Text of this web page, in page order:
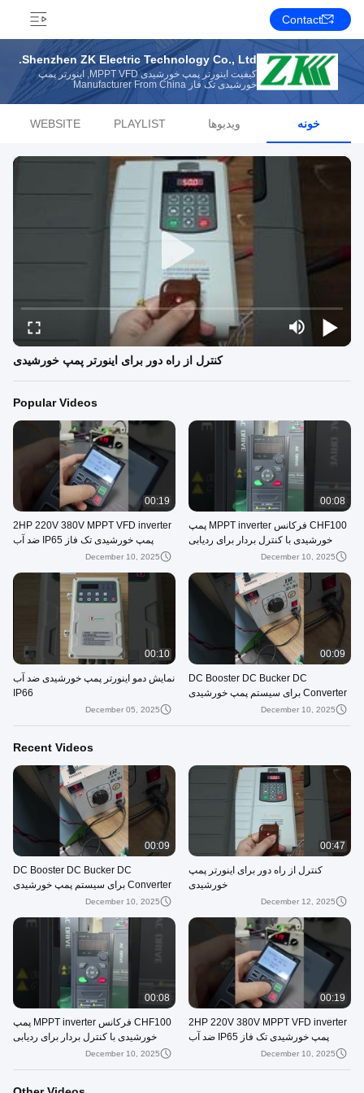
Contact
Shenzhen ZK Electric Technology Co., Ltd.
کیفیت اینورتر پمپ خورشیدی MPPT VFD, اینورتر پمپ
خورشیدی تک فاز Manufacturer From China
خونه ویدیوها PLAYLIST
WEBSITE
کنترل از راه دور برای اینورتر پمپ خورشیدی
Popular Videos
00:08
CHF100 فرکانس MPPT inverter پمپ
خورشیدی با کنترل بردار برای ردیابی
December 10, 2025
00:19
2HP 220V 380V MPPT VFD inverter
پمپ خورشیدی تک فاز IP65 ضد آب
December 10, 2025
00:09
DC Booster DC Bucker DC
Converter برای سیستم پمپ خورشیدی
Hyrid را برای شما معرفی کنید
December 10, 2025
00:10
نمایش دمو اینورتر پمپ خورشیدی ضد آب
IP66
December 05, 2025
Recent Videos
00:47
کنترل از راه دور برای اینورتر پمپ
خورشیدی
December 12, 2025
00:09
DC Booster DC Bucker DC
Converter برای سیستم پمپ خورشیدی
Hyrid را برای شما معرفی کنید
December 10, 2025
00:19
2HP 220V 380V MPPT VFD inverter
پمپ خورشیدی تک فاز IP65 ضد آب
December 10, 2025
00:08
CHF100 فرکانس MPPT inverter پمپ
خورشیدی با کنترل بردار برای ردیابی
December 10, 2025